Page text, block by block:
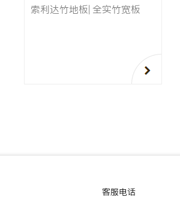
索利达竹地板| 全实竹宽板
客服电话